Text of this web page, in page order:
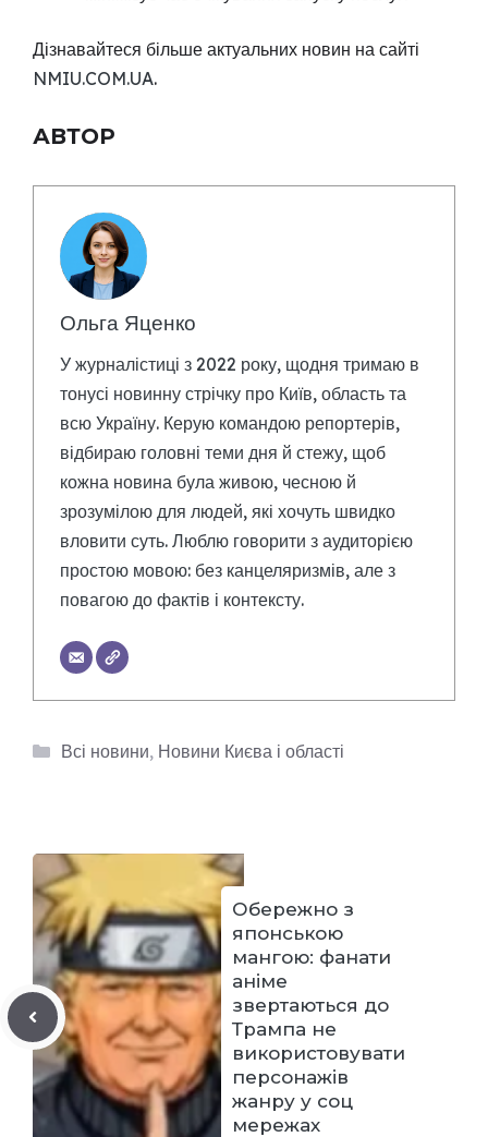
Дізнавайтеся більше актуальних новин на сайті
NMIU.COM.UA.
АВТОР
Ольга Яценко
У журналістиці з 2022 року, щодня тримаю в
тонусі новинну стрічку про Київ, область та
всю Україну. Керую командою репортерів,
відбираю головні теми дня й стежу, щоб
кожна новина була живою, чесною й
зрозумілою для людей, які хочуть швидко
вловити суть. Люблю говорити з аудиторією
простою мовою: без канцеляризмів, але з
повагою до фактів і контексту.
Категорії
Всі новини, Новини Києва і області
Обережно з
японською
мангою: фанати
аніме
звертаються до
Трампа не
використовувати
персонажів
жанру у соц
мережах